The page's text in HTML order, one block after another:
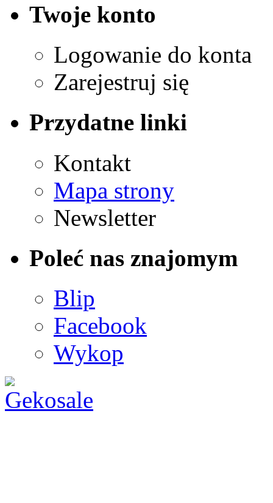
Twoje konto
Logowanie do konta
Zarejestruj się
Przydatne linki
Kontakt
Mapa strony
Newsletter
Poleć nas znajomym
Blip
Facebook
Wykop